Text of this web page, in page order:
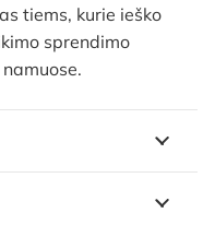
tiems, kurie ieško
sprendimo